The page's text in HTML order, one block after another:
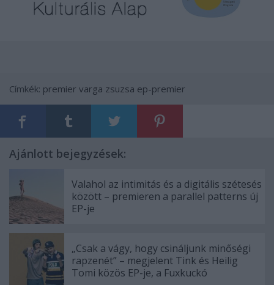
Címkék: premier varga zsuzsa ep-premier
Ajánlott bejegyzések:
Valahol az intimitás és a digitális szétesés
között – premieren a parallel patterns új
EP-je
„Csak a vágy, hogy csináljunk minőségi
rapzenét” – megjelent Tink és Heilig
Tomi közös EP-je, a Fuxkuckó